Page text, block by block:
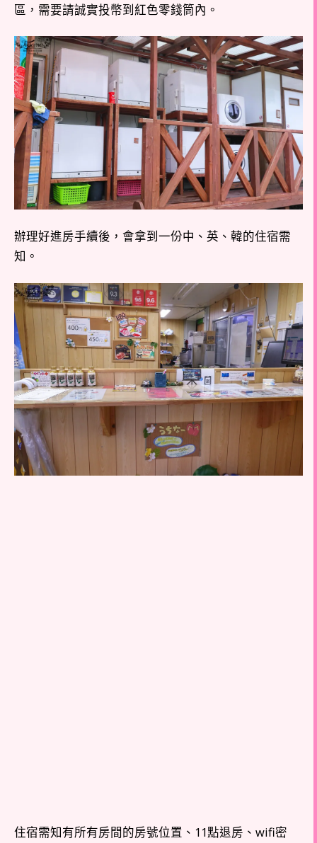
區，需要請誠實投幣到紅色零錢筒內。
辦理好進房手續後，會拿到一份中、英、韓的住宿需
知。
住宿需知有所有房間的房號位置、11點退房、wifi密